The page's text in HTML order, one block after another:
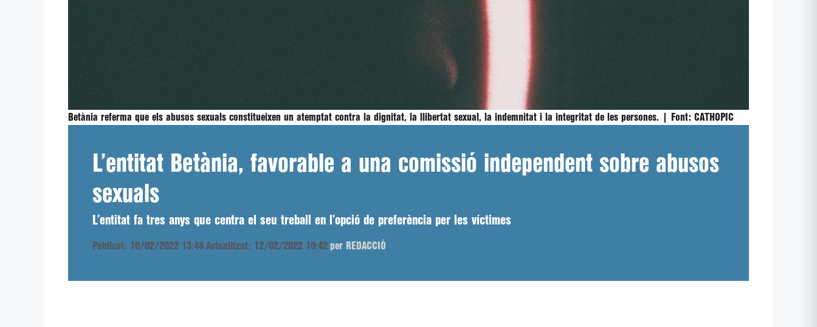
Betània referma que els abusos sexuals constitueixen un atemptat contra la dignitat, la llibertat sexual, la indemnitat i la integritat de les persones. | Font: CATHOPIC
L’entitat Betània, favorable a una comissió independent sobre abusos
sexuals
L’entitat fa tres anys que centra el seu treball en l’opció de preferència per les víctimes
Publicat: 10/02/2022 13:48 Actualitzat: 12/02/2022 10:42 per REDACCIÓ